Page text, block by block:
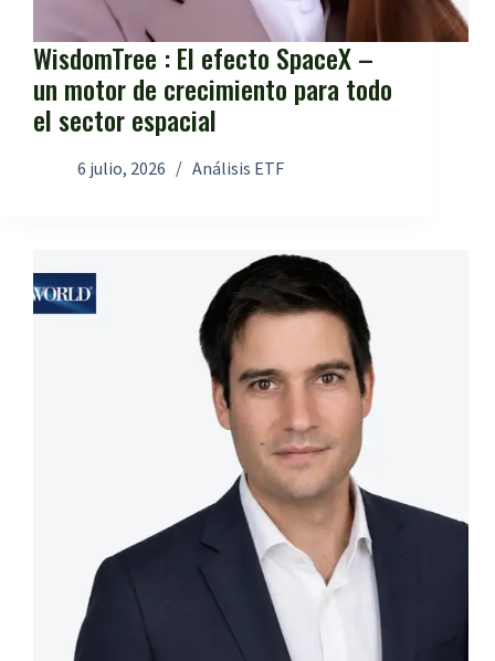
WisdomTree : El efecto SpaceX –
un motor de crecimiento para todo
el sector espacial
6 julio, 2026 Análisis ETF